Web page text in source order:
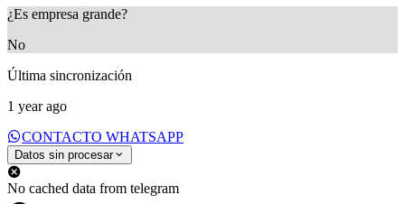
¿Es empresa grande?
No
Última sincronización
1 year ago
CONTACTO WHATSAPP
Datos sin procesar
No cached data from telegram